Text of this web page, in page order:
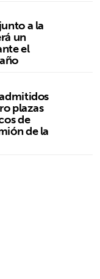
a la
un
el
plazas
de
de la